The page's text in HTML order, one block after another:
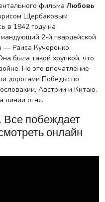
фильма Любовь
Щербаковым
в 1942 году на
2-й гвардейской
— Раиса Кучеренко,
была такой хрупкой, что
Но это впечатление
дорогами Победы: по
Австрии и Китаю.
линии огня.
Все побеждает
онлайн